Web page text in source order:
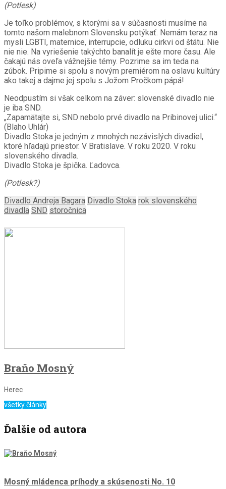
(Potlesk)
Je toľko problémov, s ktorými sa v súčasnosti musíme na
tomto našom malebnom Slovensku potýkať. Nemám teraz na
mysli LGBTI, maternice, interrupcie, odluku cirkvi od štátu. Nie
nie nie. Na vyriešenie takýchto banalít je ešte more času. Ale
čakajú nás oveľa vážnejšie témy. Pozrime sa im teda na
zúbok. Pripime si spolu s novým premiérom na oslavu kultúry
ako takej a dajme jej spolu s Jožom Pročkom pápá!
Neodpustím si však celkom na záver: slovenské divadlo nie
je iba SND.
„Zapamätajte si, SND nebolo prvé divadlo na Pribinovej ulici.“
(Blaho Uhlár)
Divadlo Stoka je jedným z mnohých nezávislých divadiel,
ktoré hľadajú priestor. V Bratislave. V roku 2020. V roku
slovenského divadla.
Divadlo Stoka je špička. Ľadovca.
(Potlesk?)
Divadlo Andreja Bagara Divadlo Stoka rok slovenského
divadla SND storočnica
Braňo Mosný
Herec
všetky články
Ďalšie od autora
Mosný mládenca príhody a skúsenosti No. 10